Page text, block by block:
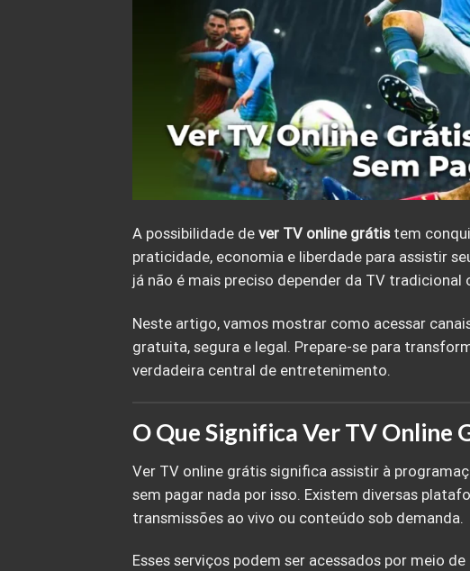
A possibilidade de ver TV onlinegrátistem
praticidade, economia e liberdade para assistir
já não é mais preciso depender da TV
Neste artigo, vamos mostrar como acessar
gratuita, segura e legal. Prepare-se para
verdadeira central de entretenimento.
O Que Significa Ver TV Online
Ver TV online grátis significa assistir à
sem pagar nada por isso. Existem diversas
transmissões ao vivo ou conteúdo sob demanda.
Esses serviços podem ser acessados por meio